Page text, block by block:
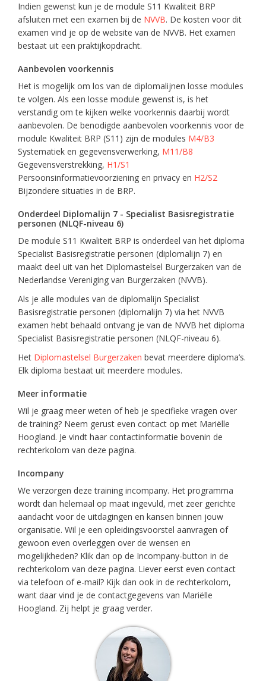
Indien gewenst kun je de module S11 Kwaliteit BRP
afsluiten met een examen bij de NVVB. De kosten voor dit
examen vind je op de website van de NVVB. Het examen
bestaat uit een praktijkopdracht.
Aanbevolen voorkennis
Het is mogelijk om los van de diplomalijnen losse modules
te volgen. Als een losse module gewenst is, is het
verstandig om te kijken welke voorkennis daarbij wordt
aanbevolen. De benodigde aanbevolen voorkennis voor de
module Kwaliteit BRP (S11) zijn de modules M4/B3
Systematiek en gegevensverwerking, M11/B8
Gegevensverstrekking, H1/S1
Persoonsinformatievoorziening en privacy en H2/S2
Bijzondere situaties in de BRP.
Onderdeel Diplomalijn 7 - Specialist Basisregistratie
personen (NLQF-niveau 6)
De module S11 Kwaliteit BRP is onderdeel van het diploma
Specialist Basisregistratie personen (diplomalijn 7) en
maakt deel uit van het Diplomastelsel Burgerzaken van de
Nederlandse Vereniging van Burgerzaken (NVVB).
Als je alle modules van de diplomalijn Specialist
Basisregistratie personen (diplomalijn 7) via het NVVB
examen hebt behaald ontvang je van de NVVB het diploma
Specialist Basisregistratie personen (NLQF-niveau 6).
Het Diplomastelsel Burgerzaken bevat meerdere diploma’s.
Elk diploma bestaat uit meerdere modules.
Meer informatie
Wil je graag meer weten of heb je specifieke vragen over
de training? Neem gerust even contact op met Mariëlle
Hoogland. Je vindt haar contactinformatie bovenin de
rechterkolom van deze pagina.
Incompany
We verzorgen deze training incompany. Het programma
wordt dan helemaal op maat ingevuld, met zeer gerichte
aandacht voor de uitdagingen en kansen binnen jouw
organisatie. Wil je een opleidingsvoorstel aanvragen of
gewoon even overleggen over de wensen en
mogelijkheden? Klik dan op de Incompany-button in de
rechterkolom van deze pagina. Liever eerst even contact
via telefoon of e-mail? Kijk dan ook in de rechterkolom,
want daar vind je de contactgegevens van Mariëlle
Hoogland. Zij helpt je graag verder.